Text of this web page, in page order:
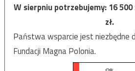
W sierpniu potrzebujemy:16 500
zł.
Państwa wsparcie jest niezbędne
Fundacji Magna Polonia.